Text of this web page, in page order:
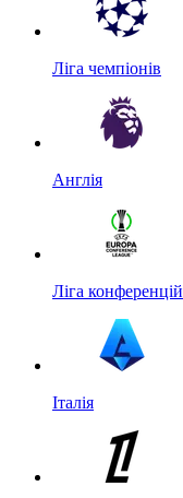
Ліга чемпіонів
Англія
Ліга конференцій
Італія